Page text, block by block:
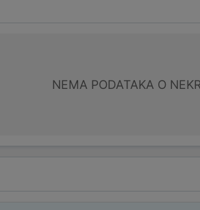
NEMA PODATAKA O